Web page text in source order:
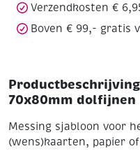
Verzendkosten €
Boven € 99,- gratis
Productbeschrijving
70x80mm dolfijnen
Messing sjabloon voor
(wens)kaarten, papier